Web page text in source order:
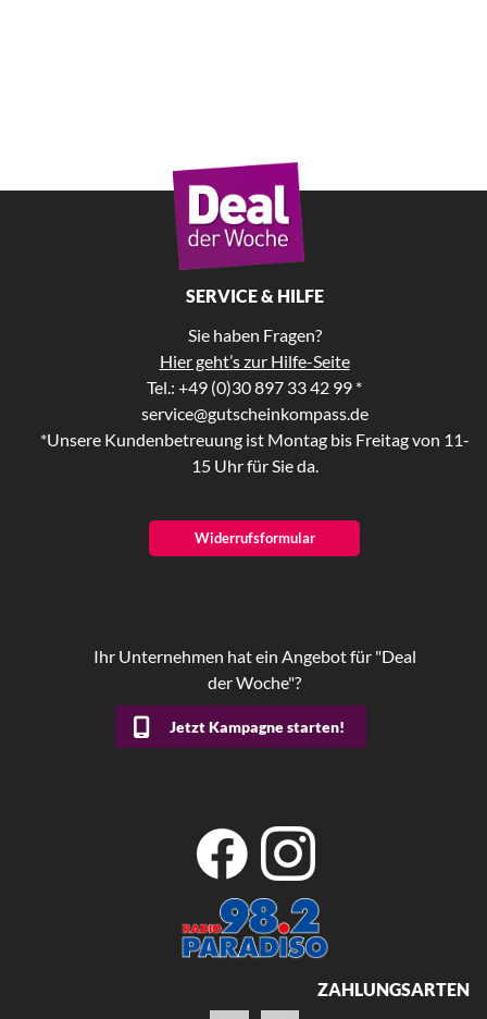
SERVICE & HILFE
Sie haben Fragen?
Hier geht’s zur Hilfe-Seite
Tel.: +49 (0)30 897 33 42 99 *
service@gutscheinkompass.de
*Unsere Kundenbetreuung ist Montag bis Freitag von 11-
15 Uhr für Sie da.
Widerrufsformular
Ihr Unternehmen hat ein Angebot für "Deal
der Woche"?
Jetzt Kampagne starten!
ZAHLUNGSARTEN